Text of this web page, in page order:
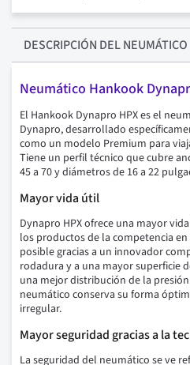
DESCRIPCIÓN DEL NEUMÁTICO
Neumático Hankook
El Hankook Dynapro HPX es el
Dynapro, desarrollado
como un modelo Premium para
Tiene un perfil técnico que cubre
45 a 70 y diámetros de 16 a 22
Mayor vida útil
Dynapro HPX ofrece una mayor
los productos de la competencia
posible gracias a un innovador
rodadura y a una mayor superficie
una mejor distribución de la
neumático conserva su forma
irregular.
Mayor seguridad gracias a la
La seguridad del neumático se ve